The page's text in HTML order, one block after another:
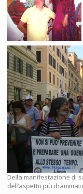
Della manifestazione di
dell’aspetto più